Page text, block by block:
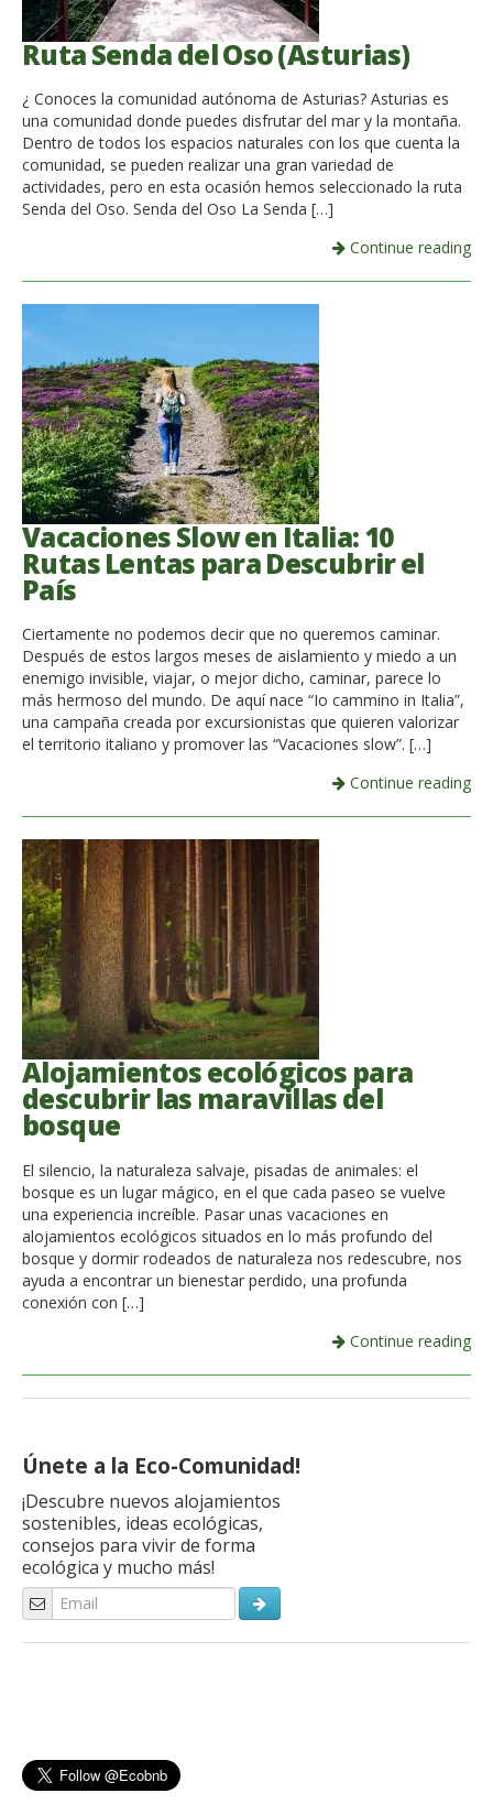
Ruta Senda del Oso (Asturias)
¿ Conoces la comunidad autónoma de Asturias? Asturias es
una comunidad donde puedes disfrutar del mar y la montaña.
Dentro de todos los espacios naturales con los que cuenta la
comunidad, se pueden realizar una gran variedad de
actividades, pero en esta ocasión hemos seleccionado la ruta
Senda del Oso. Senda del Oso La Senda […]
Continue reading
Vacaciones Slow en Italia: 10
Rutas Lentas para Descubrir el
País
Ciertamente no podemos decir que no queremos caminar.
Después de estos largos meses de aislamiento y miedo a un
enemigo invisible, viajar, o mejor dicho, caminar, parece lo
más hermoso del mundo. De aquí nace “Io cammino in Italia”,
una campaña creada por excursionistas que quieren valorizar
el territorio italiano y promover las “Vacaciones slow”. […]
Continue reading
Alojamientos ecológicos para
descubrir las maravillas del
bosque
El silencio, la naturaleza salvaje, pisadas de animales: el
bosque es un lugar mágico, en el que cada paseo se vuelve
una experiencia increíble. Pasar unas vacaciones en
alojamientos ecológicos situados en lo más profundo del
bosque y dormir rodeados de naturaleza nos redescubre, nos
ayuda a encontrar un bienestar perdido, una profunda
conexión con […]
Continue reading
Únete a la Eco-Comunidad!
¡Descubre nuevos alojamientos
sostenibles, ideas ecológicas,
consejos para vivir de forma
ecológica y mucho más!